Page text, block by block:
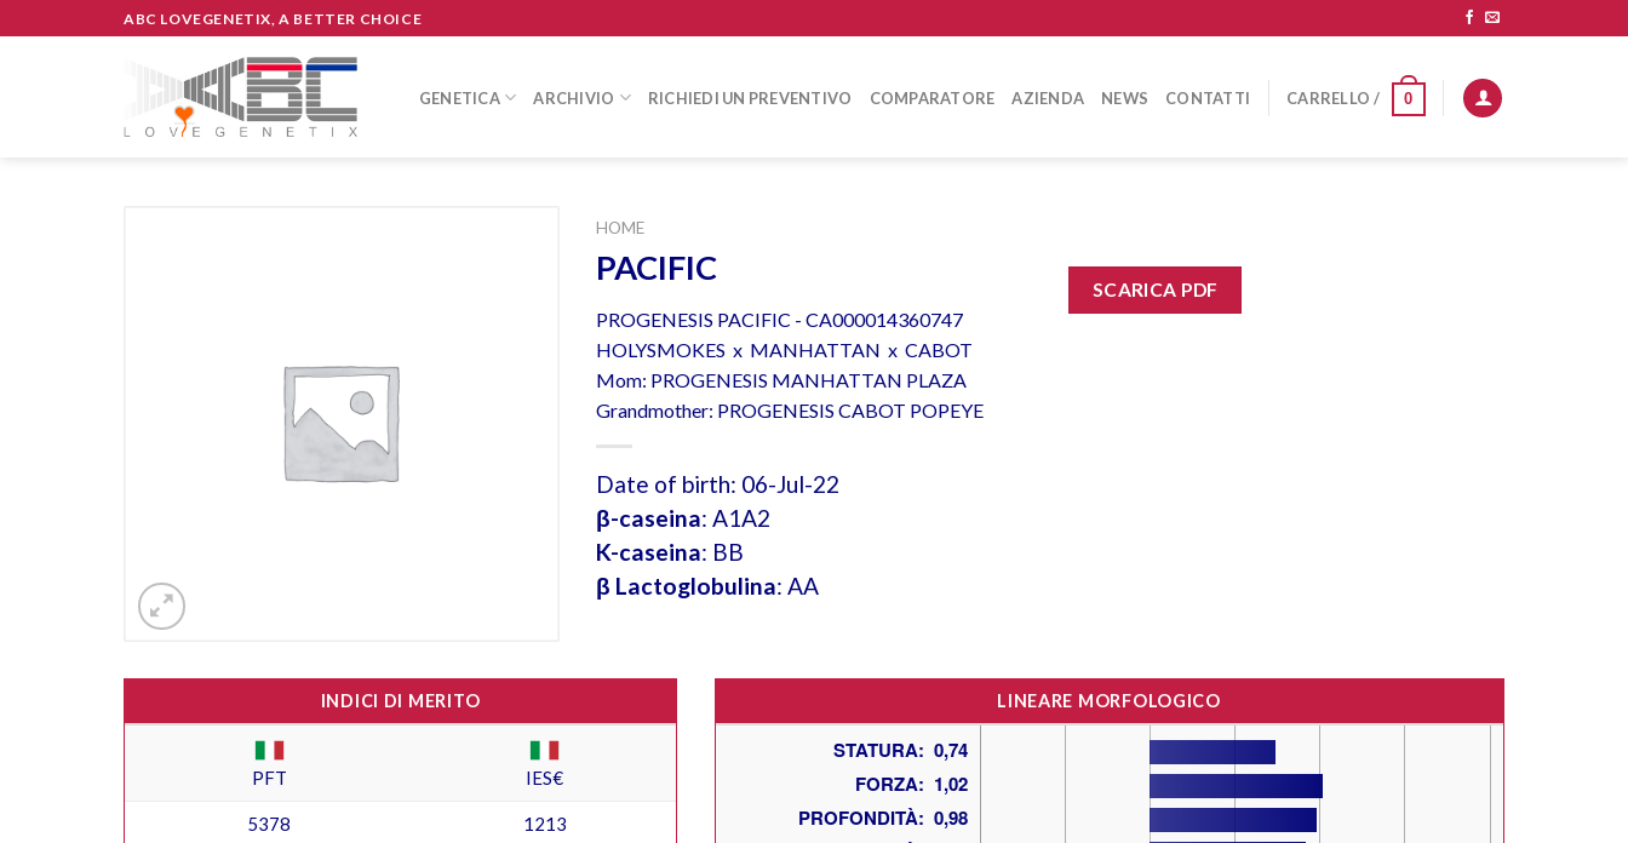
to
ABC LOVEGENETIX, A BETTER CHOICE
GENETICA ARCHIVIO RICHIEDI UN PREVENTIVO COMPARATORE AZIENDA NEWS CONTATTI CARRELLO / 0
HOME
PACIFIC
PROGENESIS PACIFIC - CA000014360747
HOLYSMOKES x MANHATTAN x CABOT
Mom: PROGENESIS MANHATTAN PLAZA
Grandmother: PROGENESIS CABOT POPEYE
Date of birth: 06-Jul-22
β-caseina: A1A2
K-caseina: BB
β Lactoglobulina: AA
SCARICA PDF
INDICI DI MERITO
PFT IES€
5378 1213
LINEARE MORFOLOGICO